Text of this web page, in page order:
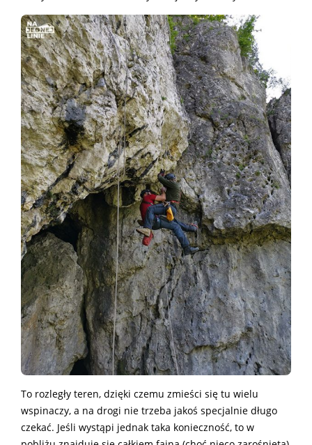
To rozległy teren, dzięki czemu zmieści się tu wielu
wspinaczy, a na drogi nie trzeba jakoś specjalnie długo
czekać. Jeśli wystąpi jednak taka konieczność, to w